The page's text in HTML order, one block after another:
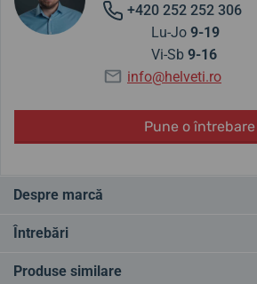
+420 252 252 306
Lu-Jo 9-19
Vi-Sb 9-16
info@helveti.ro
Pune o întrebare
Despre marcă
Rădăcinile mărcii Festina datează din
intermediul mai multor proprietari. Cu toate
Întrebări
Produse similare